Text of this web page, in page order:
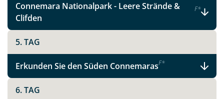
Connemara Nationalpark - Leere Strände &
Clifden
F*
5. TAG
Erkunden Sie den Süden ConnemarasF*
6. TAG